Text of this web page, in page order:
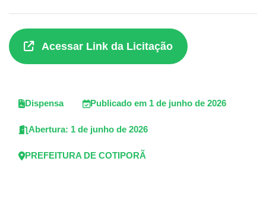
Acessar Link da Licitação
Dispensa Publicado em 1 de junho de 2026
Abertura: 1 de junho de 2026
PREFEITURA DE COTIPORÃ